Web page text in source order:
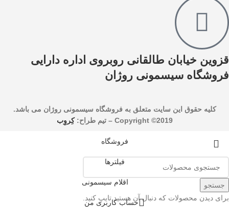
قزوین خیابان طالقانی روبروی اداره دارایی
فروشگاه سیسمونی روژان
کليه حقوق اين سايت متعلق به فروشگاه سیسمونی روژان می باشد.
Copyright ©2019 –
تیم طراح:کِروِب
جستجو
برای دیدن محصولات که دنبال آن هستید تایپ کنید.
فروشگاه
فیلترها
اقلام سیسمونی
حساب کاربری من